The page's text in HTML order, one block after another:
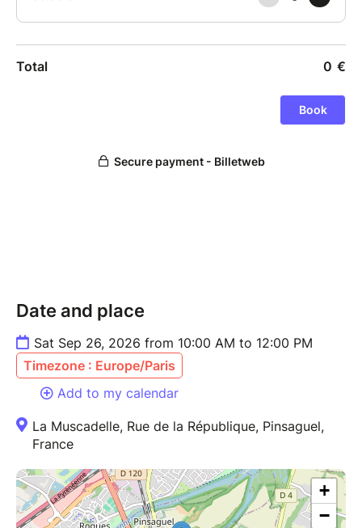
un bout de papier (la carte IGN) en un outil de
Date and place
Sat Sep 26, 2026 from 10:00 AM to 12:00 PM
Timezone : Europe/Paris
Add to my calendar
La Muscadelle, Rue de la République, Pinsaguel,
France
+
−